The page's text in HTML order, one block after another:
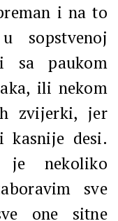
i na to
sopstvenoj
sa paukom
ili nekom
zvijerki, jer
desi.
nekoliko
sve
one sitne